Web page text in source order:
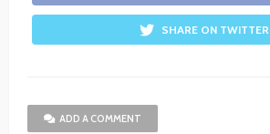
SHARE ON TWITTER
ADD A COMMENT